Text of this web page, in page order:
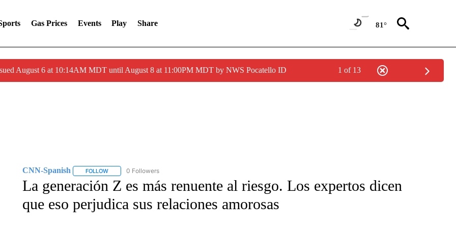
Gas Prices Events Play Share 81°
August 6 at 10:14AM MDT until August 8 at 11:00PM MDT by NWS Pocatello ID 1 of 13
CNN-Spanish FOLLOWFOLLOW "CNN-SPANISH" TO RECEIVE NOTIFICATIONS ABOUT NEW PAGES ON "CNN-SPANISH".
0 Followers
La generación Z es más renuente al riesgo. Los expertos dicen
que eso perjudica sus relaciones amorosas